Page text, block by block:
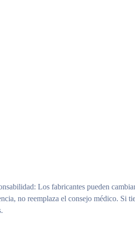
: Los fabricantes pueden
no reemplaza el consejo médico. Si